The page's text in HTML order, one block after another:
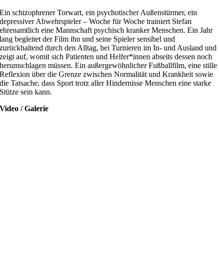
Ein schizophrener Torwart, ein psychotischer Außenstürmer, ein
depressiver Abwehrspieler – Woche für Woche trainiert Stefan
ehrenamtlich eine Mannschaft psychisch kranker Menschen. Ein Jahr
lang begleitet der Film ihn und seine Spieler sensibel und
zurückhaltend durch den Alltag, bei Turnieren im In- und Ausland und
zeigt auf, womit sich Patienten und Helfer*innen abseits dessen noch
herumschlagen müssen. Ein außergewöhnlicher Fußballfilm, eine stille
Reflexion über die Grenze zwischen Normalität und Krankheit sowie
die Tatsache, dass Sport trotz aller Hindernisse Menschen eine starke
Stütze sein kann.
Video / Galerie